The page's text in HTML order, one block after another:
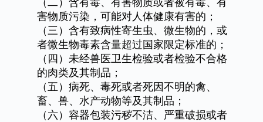
害物质污染，可能对人体健康有害的；
（三）含有致病性寄生虫、微生物的，或
者微生物毒素含量超过国家限定标准的；
（四）未经兽医卫生检验或者检验不合格
的肉类及其制品；
（五）病死、毒死或者死因不明的禽、
畜、兽、水产动物等及其制品；
（六）容器包装污秽不洁、严重破损或者